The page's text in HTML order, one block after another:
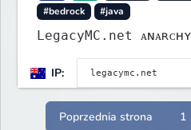
#bedrock
#java
LegacyMC.net ᴀɴᴀʀᴄʜʏ
IP:
Poprzednia strona 1